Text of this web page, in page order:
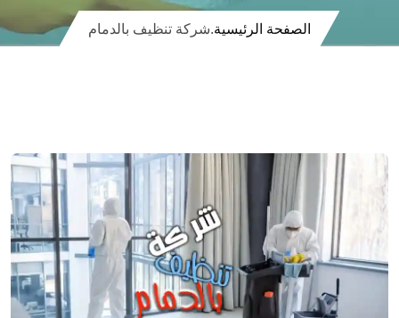
الصفحة الرئيسية.شركة تنظيف بالدمام